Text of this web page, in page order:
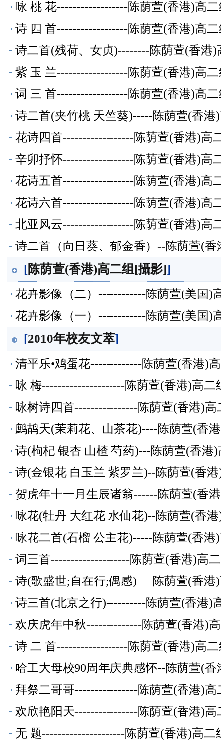
咏 桃 花------------------陈荫萱(香港)高
诗 四 首------------------陈荫萱(香港)高
诗二首(残荷、女贞)--------陈荫萱(香港
紫 玉 兰------------------陈荫萱(香港)高
词 三 首------------------陈荫萱(香港)高
诗二首(夹竹桃 天竺葵)-----陈荫萱(香港
花诗四首------------------陈荫萱(香港)高
辛卯抒怀------------------陈荫萱(香港)高
花诗五首------------------陈荫萱(香港)高
花诗六首------------------陈荫萱(香港)高
北亚风云------------------陈荫萱(香港)高
诗二首（向日葵、郁金香）--陈荫萱(
[陈荫萱(香港)高二组[攝影]]
花卉影像（二）------------陈荫萱(美国)
花卉影像（一）------------陈荫萱(美国)
[2010年校友文萃]
清平乐•鸡蛋花-------------陈荫萱(香港)
咏 梅---------------------陈荫萱(香港)高二
咏树诗四首----------------陈荫萱(香港)高
鹧鸪天(茉莉花、山茶花)----陈荫萱(香
诗(枸杞 银杏 山楂 芍药)---陈荫萱(香港
诗(金银花 白玉兰 紫罗兰)--陈荫萱(香
贺虎年十一月生辰诸翁------陈荫萱(香
咏花(牡丹 大红花 水仙花)--陈荫萱(香
咏花二首(石榴 公主花)-----陈荫萱(香港
词三首--------------------陈荫萱(香港)高
诗(歌盛世;自在行;偶感)----陈荫萱(香港
诗三首(北京之行)----------陈荫萱(香港)
欢庆虎年中秋--------------陈荫萱(香港)
诗 二 首------------------陈荫萱(香港)高
哈工大母校90周年庆典感怀--陈荫萱(
拜祭二哥哥----------------陈荫萱(香港)高
欢欣艳阳天----------------陈荫萱(香港)高
无 题---------------------陈荫萱(香港)高二